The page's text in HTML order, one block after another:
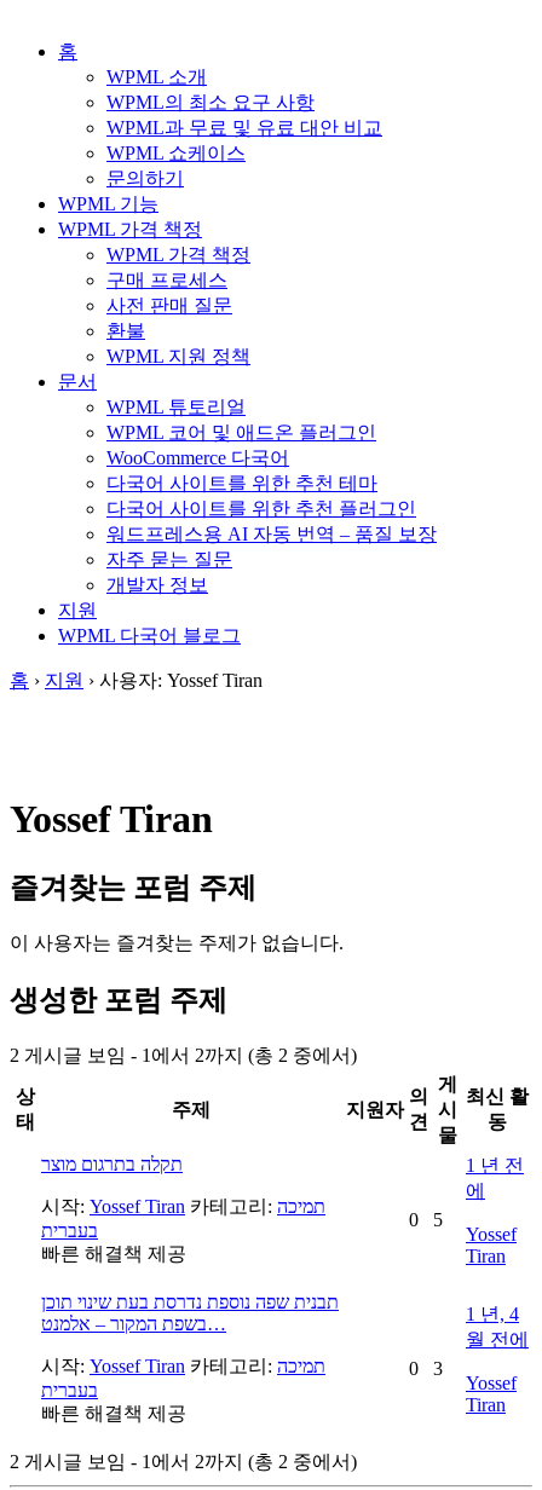
홈
WPML 소개
WPML의 최소 요구 사항
WPML과 무료 및 유료 대안 비교
WPML 쇼케이스
문의하기
WPML 기능
WPML 가격 책정
WPML 가격 책정
구매 프로세스
사전 판매 질문
환불
WPML 지원 정책
문서
WPML 튜토리얼
WPML 코어 및 애드온 플러그인
WooCommerce 다국어
다국어 사이트를 위한 추천 테마
다국어 사이트를 위한 추천 플러그인
워드프레스용 AI 자동 번역 – 품질 보장
자주 묻는 질문
개발자 정보
지원
WPML 다국어 블로그
홈 › 지원 › 사용자: Yossef Tiran
Yossef Tiran
즐겨찾는 포럼 주제
이 사용자는 즐겨찾는 주제가 없습니다.
생성한 포럼 주제
2 게시글 보임 - 1에서 2까지 (총 2 중에서)
상
태
주제 지원자
의
견
게
시
물
최신 활
동
תקלה בתרגום מוצר
시작: Yossef Tiran 카테고리: תמיכה
בעברית
빠른 해결책 제공
0 5
1 년 전
에
Yossef
Tiran
תבנית שפה נוספת נדרסת בעת שינוי תוכן
בשפת המקור – אלמנט…
시작: Yossef Tiran 카테고리: תמיכה
בעברית
빠른 해결책 제공
0 3
1 년, 4
월 전에
Yossef
Tiran
2 게시글 보임 - 1에서 2까지 (총 2 중에서)